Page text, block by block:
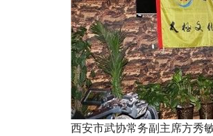
西安市武协常务副主席方秀